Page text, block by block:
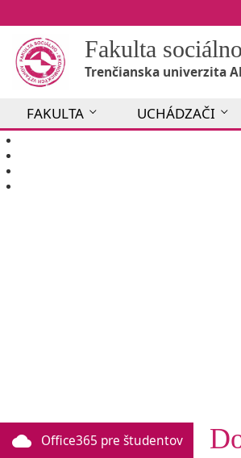
Fakulta
Trenčianska univerzita
FAKULTA UCHÁDZAČI
cloud Office365 pre študentov